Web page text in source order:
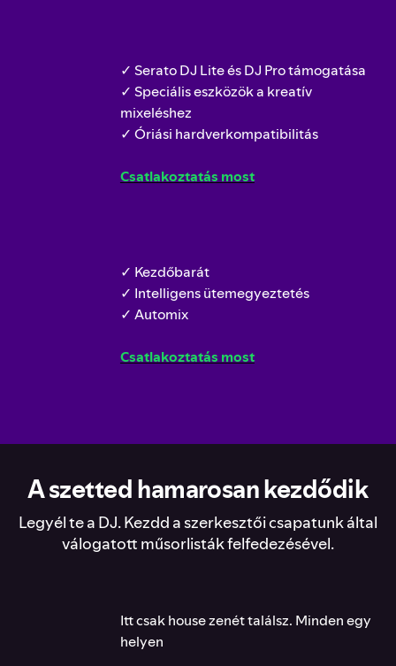
✓ Serato DJ Lite és DJ Pro támogatása
✓ Speciális eszközök a kreatív
mixeléshez
✓ Óriási hardverkompatibilitás
Csatlakoztatás most
✓ Kezdőbarát
✓ Intelligens ütemegyeztetés
✓ Automix
Csatlakoztatás most
A szetted hamarosan kezdődik
Legyél te a DJ. Kezdd a szerkesztői csapatunk által
válogatott műsorlisták felfedezésével.
Itt csak house zenét találsz. Minden egy
helyen